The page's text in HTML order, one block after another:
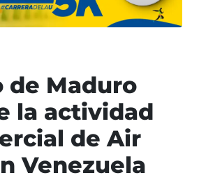
de Maduro
la actividad
de Air
Venezuela